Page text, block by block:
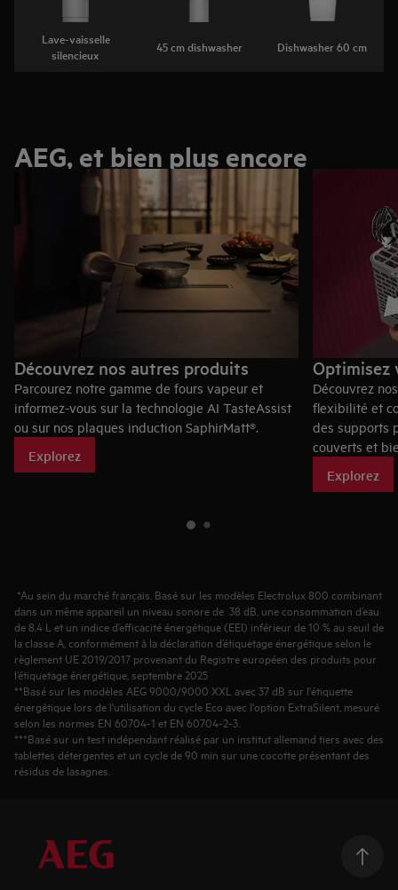
Lave-vaisselle
silencieux
45 cm dishwasher Dishwasher 60 cm
AEG, et bien plus encore
Découvrez nos autres produits
Parcourez notre gamme de fours vapeur et
informez-vous sur la technologie AI TasteAssist
ou sur nos plaques induction SaphirMatt®.
Explorez
Optimisez
Découvrez
flexibilité et
des supports
couverts et
Explorez
*Au sein du marché français. Basé sur les modèles Electrolux 800 combinant
dans un même appareil un niveau sonore de 38 dB, une consommation d’eau
de 8,4 L et un indice d’efficacité énergétique (EEI) inférieur de 10 % au seuil de
la classe A, conformément à la déclaration d’étiquetage énergétique selon le
règlement UE 2019/2017 provenant du Registre européen des produits pour
l’étiquetage énergétique, septembre 2025
**Basé sur les modèles AEG 9000/9000 XXL avec 37 dB sur l'étiquette
énergétique lors de l'utilisation du cycle Eco avec l'option ExtraSilent, mesuré
selon les normes EN 60704-1 et EN 60704-2-3.
***Basé sur un test indépendant réalisé par un institut allemand tiers avec des
tablettes détergentes et un cycle de 90 min sur une cocotte présentant des
résidus de lasagnes.